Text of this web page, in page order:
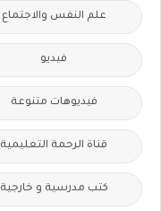
علم النفس والاجتماع
فيديو
فيديوهات متنوعة
قناة الرحمة التعليمية
كتب مدرسية و خارجية